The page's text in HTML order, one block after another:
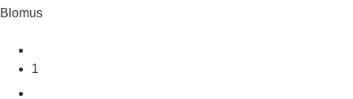
Blomus
1